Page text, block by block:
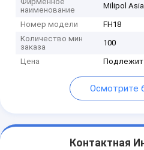
наименование
Milipol Asia
Номер модели
FH18
Количество мин
заказа
100
Цена
Осмотрите
Контактная